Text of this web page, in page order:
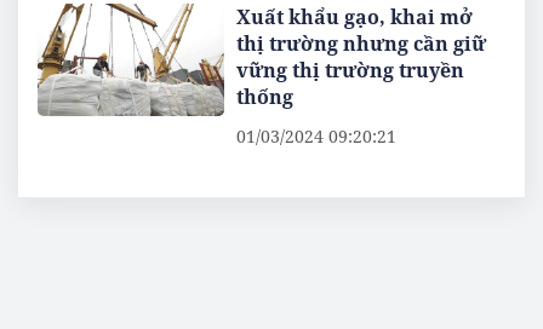
Xuất khẩu gạo, khai mở
thị trường nhưng cần giữ
vững thị trường truyền
thống
01/03/2024 09:20:21